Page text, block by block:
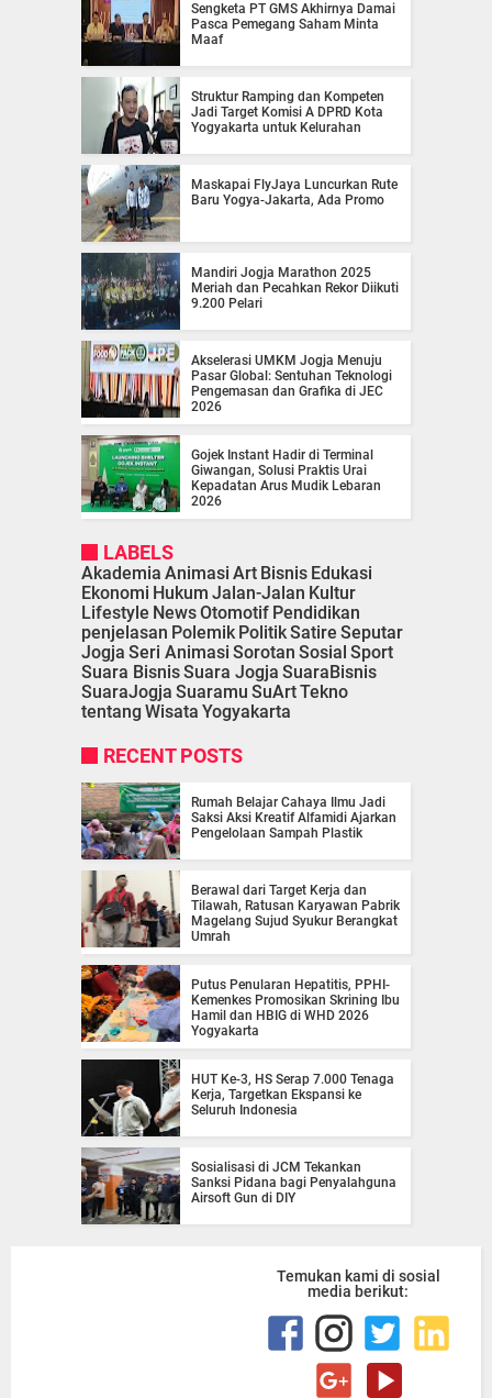
Sengketa PT GMS Akhirnya Damai
Pasca Pemegang Saham Minta
Maaf
Struktur Ramping dan Kompeten
Jadi Target Komisi A DPRD Kota
Yogyakarta untuk Kelurahan
Maskapai FlyJaya Luncurkan Rute
Baru Yogya-Jakarta, Ada Promo
Mandiri Jogja Marathon 2025
Meriah dan Pecahkan Rekor Diikuti
9.200 Pelari
Akselerasi UMKM Jogja Menuju
Pasar Global: Sentuhan Teknologi
Pengemasan dan Grafika di JEC
2026
Gojek Instant Hadir di Terminal
Giwangan, Solusi Praktis Urai
Kepadatan Arus Mudik Lebaran
2026
LABELS
Akademia Animasi Art Bisnis Edukasi
Ekonomi Hukum Jalan-Jalan Kultur
Lifestyle NewsOtomotif Pendidikan
penjelasan Polemik PolitikSatire Seputar
Jogja Seri Animasi Sorotan Sosial Sport
Suara BisnisSuara Jogja SuaraBisnis
SuaraJogja Suaramu SuArtTekno
tentang Wisata Yogyakarta
RECENT POSTS
Rumah Belajar Cahaya Ilmu Jadi
Saksi Aksi Kreatif Alfamidi Ajarkan
Pengelolaan Sampah Plastik
Berawal dari Target Kerja dan
Tilawah, Ratusan Karyawan Pabrik
Magelang Sujud Syukur Berangkat
Umrah
Putus Penularan Hepatitis, PPHI-
Kemenkes Promosikan Skrining Ibu
Hamil dan HBIG di WHD 2026
Yogyakarta
HUT Ke-3, HS Serap 7.000 Tenaga
Kerja, Targetkan Ekspansi ke
Seluruh Indonesia
Sosialisasi di JCM Tekankan
Sanksi Pidana bagi Penyalahguna
Airsoft Gun di DIY
Temukan kami di sosial
media berikut: